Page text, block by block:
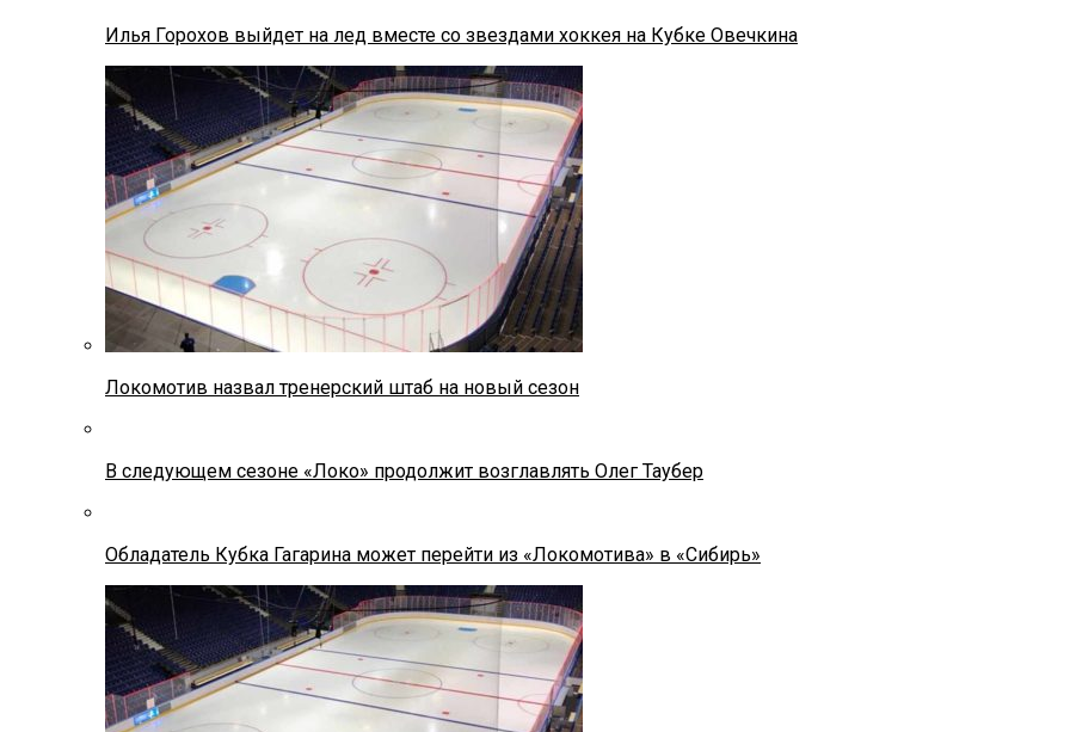
Илья Горохов выйдет на лед вместе со звездами хоккея на Кубке Овечкина
Локомотив назвал тренерский штаб на новый сезон
В следующем сезоне «Локо» продолжит возглавлять Олег Таубер
Обладатель Кубка Гагарина может перейти из «Локомотива» в «Сибирь»